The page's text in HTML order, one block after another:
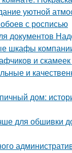
уютной
с росписью
документов
шкафы
и
и
дом:
для обшивки